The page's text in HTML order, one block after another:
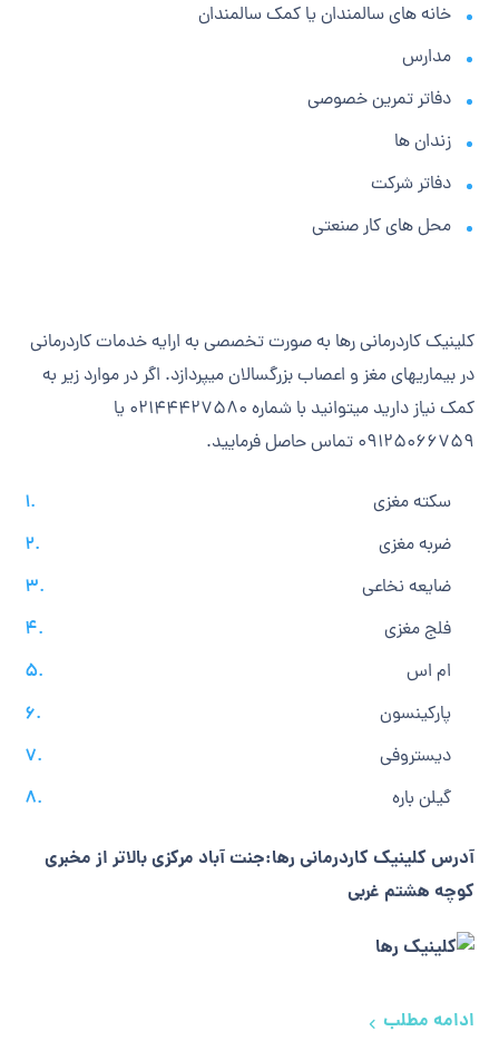
خانه های سالمندان یا کمک سالمندان
مدارس
دفاتر تمرین خصوصی
زندان ها
دفاتر شرکت
محل های کار صنعتی
کلینیک کاردرمانی رها به صورت تخصصی به ارایه خدمات کاردرمانی
در بیماریهای مغز و اعصاب بزرگسالان میپردازد. اگر در موارد زیر به
کمک نیاز دارید میتوانید با شماره 02144427580 یا
09125066759 تماس حاصل فرمایید.
سکته مغزی
ضربه مغزی
ضایعه نخاعی
فلج مغزی
ام اس
پارکینسون
دیستروفی
گیلن باره
آدرس کلینیک کاردرمانی رها:جنت آباد مرکزی بالاتر از مخبری
کوچه هشتم غربی
ادامه مطلب